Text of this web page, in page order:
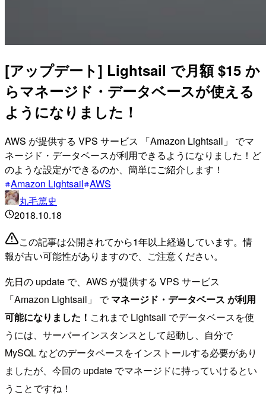
[アップデート] Lightsail で月額 $15 か
らマネージド・データベースが使える
ようになりました！
AWS が提供する VPS サービス 「Amazon Lightsail」 でマ
ネージド・データベースが利用できるようになりました！ど
のような設定ができるのか、簡単にご紹介します！
Amazon Lightsail AWS
丸毛篤史
2018.10.18
この記事は公開されてから1年以上経過しています。情
報が古い可能性がありますので、ご注意ください。
先日の update で、AWS が提供する VPS サービス
「Amazon Lightsail」 でマネージド・データベース が利用
可能になりました！ これまで Lightsail でデータベースを使
うには、サーバーインスタンスとして起動し、自分で
MySQL などのデータベースをインストールする必要があり
ましたが、今回の update でマネージドに持っていけるとい
うことですね！